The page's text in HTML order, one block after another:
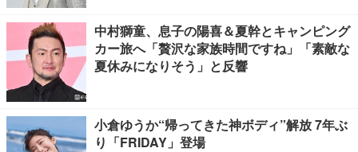
中村獅童、息子の陽喜＆夏幹とキャンピング
カー旅へ「贅沢な家族時間ですね」「素敵な
夏休みになりそう」と反響
小倉ゆうか“帰ってきた神ボディ”解放 7年ぶ
り「FRIDAY」登場